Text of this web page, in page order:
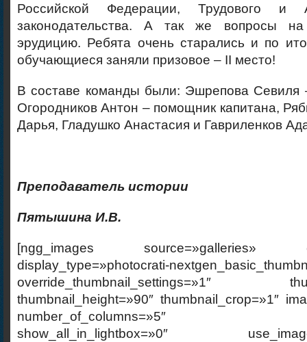
Российской Федерации, Трудового и
законодательства. А так же вопросы
эрудицию. Ребята очень старались и по
обучающиеся заняли призовое – II место!
В составе команды были: Эшрепова Севиля
Огородников Антон – помощник капитана,
Дарья, Гладушко Анастасия и Гавриленков
Преподаватель истории
Пятышина И.В.
[ngg_images source=»galleries»
display_type=»photocrati-
override_thumbnail_settings=»1″
thumbnail_height=»90″ thumbnail_crop=»1″
number_of_columns=»5″
show_all_in_lightbox=»0″